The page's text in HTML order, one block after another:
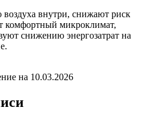
внутри, снижают риск
комфортный микроклимат,
снижению энергозатрат на
на 10.03.2026